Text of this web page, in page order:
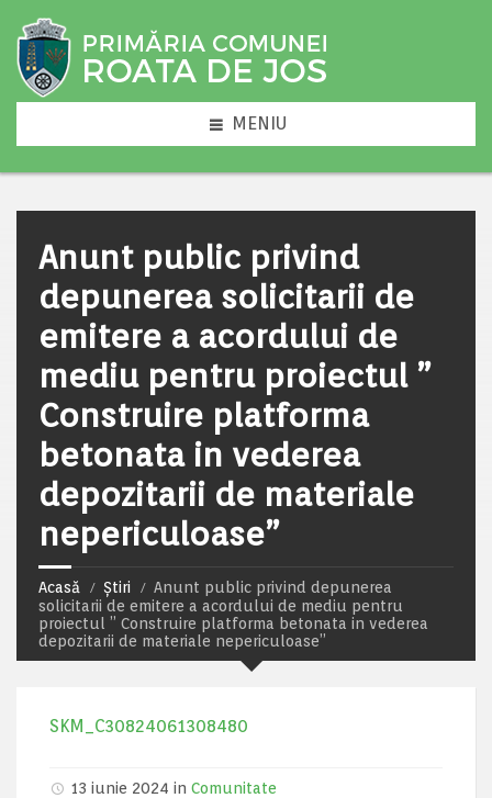
MENIU
Anunt public privind
depunerea solicitarii de
emitere a acordului de
mediu pentru proiectul ”
Construire platforma
betonata in vederea
depozitarii de materiale
nepericuloase”
Acasă Știri
Anunt public privind depunerea
solicitarii de emitere a acordului de mediu pentru
proiectul ” Construire platforma betonata in vederea
depozitarii de materiale nepericuloase”
SKM_C30824061308480
13 iunie 2024 in Comunitate